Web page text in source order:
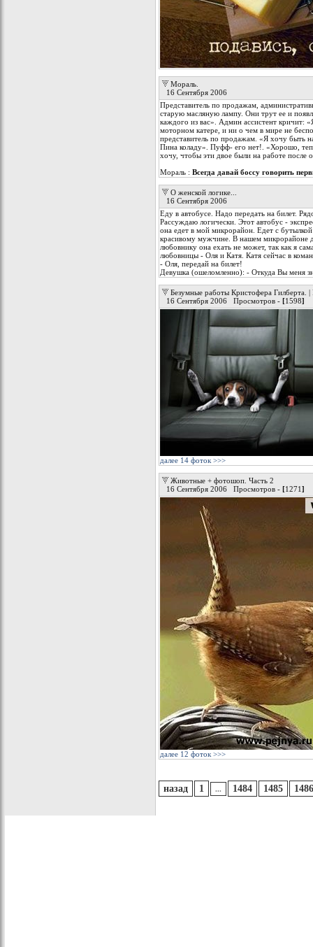
Мораль.
16 Сентября 2006
Представитель по продажам,
старую масляную лампу. Они трут ее и
каждого из вас». Админ ассистент кричит:
моторном катере, и ни о чем в мире не
представитель по продажам. «Я хочу быть
Пина коладу». Пуфф- его нет!. «Хорошо,
хочу, чтобы эти двое были на работе после
Мораль : Всегда давай боссу говорить
О женской логике...
16 Сентября 2006
Еду в автобусе. Надо передать на билет.
Рассуждаю логически. Этот автобус -
она едет в мой микрорайон. Едет с
красивому мужчине. В нашем
любовнику она ехать не может, так как я
любовницы - Оля и Катя. Катя сейчас в
- Оля, передай на билет!
Девушка (ошеломленно): - Откуда Вы меня
Безумные работы Кристофера Гилберта. |
16 Сентября 2006 Просмотров - [1598]
далее 14 фоток >>>
Животные + фотошоп. Часть 2
16 Сентября 2006 Просмотров - [1271]
далее 12 фоток >>>
назад 1 ... 1484 1485 1486